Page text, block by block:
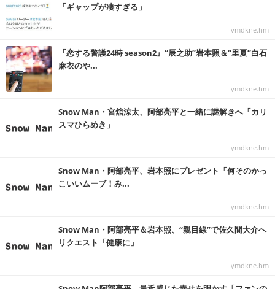
「ギャップが凄すぎる」
ymdkne.hm
『恋する警護24時 season2』“辰之助”岩本照＆“里夏”白石
麻衣のや...
ymdkne.hm
Snow Man・宮舘涼太、阿部亮平と一緒に謎解きへ「カリ
スマひらめき」
ymdkne.hm
Snow Man・阿部亮平、岩本照にプレゼント「何そのかっ
こいいムーブ！み...
ymdkne.hm
Snow Man・阿部亮平＆岩本照、“親目線”で佐久間大介へ
リクエスト「健康に」
ymdkne.hm